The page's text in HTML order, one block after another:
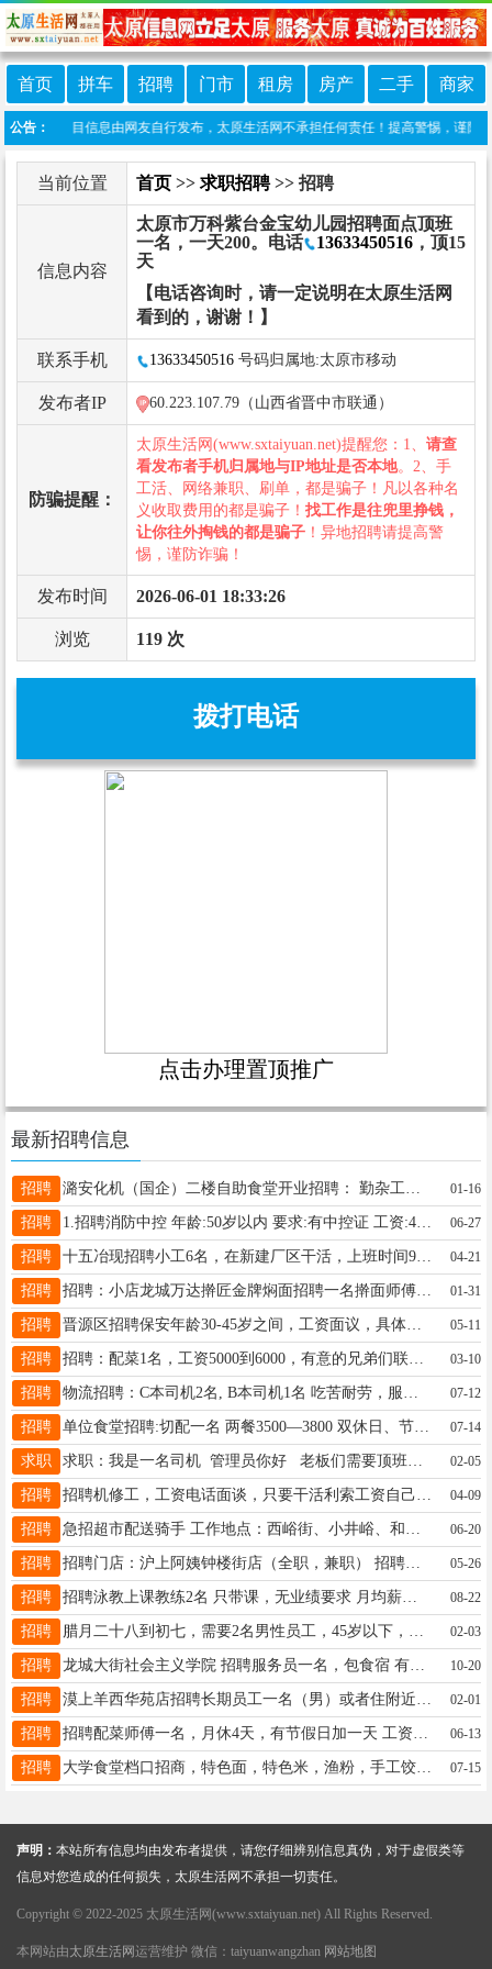
首页 拼车 招聘 门市 租房 房产 二手 商家
公告：
明：本栏目信息由网友自行发布，太原生活网不承担任何责任！提高警惕，谨防诈
当前位置 首页 >> 求职招聘>> 招聘
信息内容
太原市万科紫台金宝幼儿园招聘面点顶班
一名，一天200。电话
13633450516 ，顶15
天
【电话咨询时，请一定说明在太原生活网
看到的，谢谢！】
联系手机 13633450516 号码归属地:太原市移动
发布者IP 60.223.107.79（山西省晋中市联通）
防骗提醒：
太原生活网(www.sxtaiyuan.net)提醒您：1、 请查
看发布者手机归属地与IP地址是否本地。2、手
工活、网络兼职、刷单，都是骗子！凡以各种名
义收取费用的都是骗子！ 找工作是往兜里挣钱，
让你往外掏钱的都是骗子 ！异地招聘请提高警
惕，谨防诈骗！
发布时间 2026-06-01 18:33:26
浏览 119 次
拨打电话
点击办理置顶推广
最新招聘信息
招聘 01-16
招聘 1.招聘消防中控 年龄:50岁以内 要求:有中控证 工资:4000元（管吃住）2.招聘:保安 年龄：60岁以内 要求：踏实，勤快 工资：2500元 地址:太原晋源区传化公路港物流园 电话:19834429923 06-27
招聘 十五冶现招聘小工6名，在新建厂区干活，上班时间9小时，公司交社保，一天220元，管住，吃食堂公司有补助，地址山东省烟台市牟平区，联系电话15234157441闫 04-21
招聘 招聘：小店龙城万达擀匠金牌焖面招聘一名擀面师傅，联系电话15135150975 01-31
招聘 晋源区招聘保安年龄30-45岁之间，工资面议，具体请电话联系：微信同号 18935189562 05-11
招聘 03-10
招聘 07-12
招聘 单位食堂招聘:切配一名 两餐3500—3800 双休日、节假日休息 地址:迎泽区体育路 电话:18636192672 07-14
求职 02-05
招聘 04-09
招聘 06-20
招聘 招聘门店：沪上阿姨钟楼街店（全职，兼职） 招聘岗位：全职，月休：4天 薪资：底薪+业绩提成 3200–5000（按能力工龄划分，能力越大工龄越久薪资越高） 职位要求： 1、 年龄17-45岁，男女不限，形象较好，能吃苦耐劳。 2、 持有餐饮行业健康证，无不良嗜好和记录。 3、有团队合作意识，善于微笑，具有餐饮服务意识更好。做事讲究细节，做事马虎不要，要求做事快，完成好，效率高。 岗位职责： 顾客服务、饮品调制、点单、结账、收银、设备管理、销售饮品等，并给予顾客最佳的消费体验。 ☎联系电话： 18635129299（微信同号） 05-26
招聘 招聘泳教上课教练2名 只带课，无业绩要求 月均薪资4000+ 要求：有证，有经验，耐心 联系：18234115043 08-22
招聘 02-03
招聘 龙城大街社会主义学院 招聘服务员一名，包食宿 有双休和法定假日 工资 3200--3500 出手利索，35 岁左右 有有意向打电话 邱15235199609 10-20
招聘 02-01
招聘 06-13
招聘 大学食堂档口招商，特色面，特色米，渔粉，手工饺子，手抓饼等特色餐位 07-15
声明： 本站所有信息均由发布者提供，请您仔细辨别信息真伪，对于虚假类等
信息对您造成的任何损失，太原生活网不承担一切责任。
Copyright © 2022-2025 太原生活网(www.sxtaiyuan.net) All Rights Reserved.
本网站由太原生活网 运营维护 微信：taiyuanwangzhan 网站地图